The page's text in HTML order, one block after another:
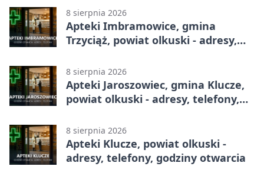
8 sierpnia 2026
Apteki Imbramowice, gmina
Trzyciąż, powiat olkuski - adresy,
8 sierpnia 2026
Apteki Jaroszowiec, gmina Klucze,
powiat olkuski - adresy, telefony,
8 sierpnia 2026
Apteki Klucze, powiat olkuski -
adresy, telefony, godziny otwarcia